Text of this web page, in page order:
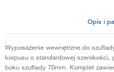
Opis i
Wyposażenie wewnętrzne do
korpusu o standardowej szerokości,
boku szuflady 70mm. Komplet